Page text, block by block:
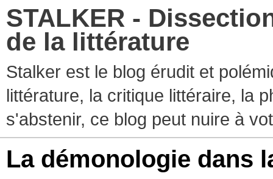
STALKER -
de la littérature
Stalker est le blog érudit et
littérature, la critique littéraire, la
s'abstenir, ce blog peut nuire à
La démonologie dans